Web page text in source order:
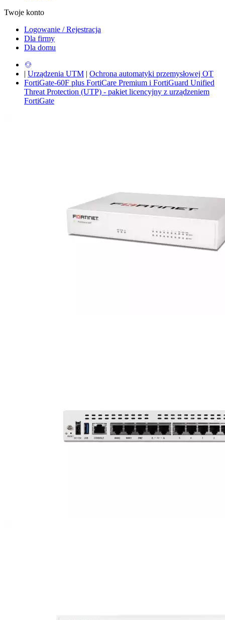
Twoje konto
Logowanie / Rejestracja
Dla firmy
Dla domu
| Urządzenia UTM | Ochrona automatyki przemysłowej OT
FortiGate-60F plus FortiCare Premium i FortiGuard Unified
Threat Protection (UTP) - pakiet licencyjny z urządzeniem
FortiGate